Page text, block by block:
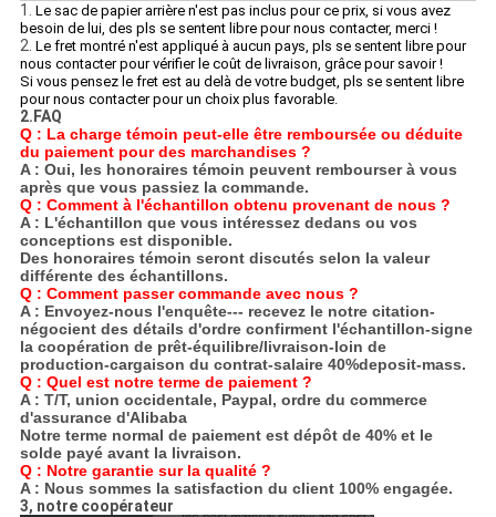
1. Le sac de papier arrière n'est pas inclus pour ce prix, si vous avez
besoin de lui, des pls se sentent libre pour nous contacter, merci !
2. Le fret montré n'est appliqué à aucun pays, pls se sentent libre pour
nous contacter pour vérifier le coût de livraison, grâce pour savoir !
Si vous pensez le fret est au delà de votre budget, pls se sentent libre
pour nous contacter pour un choix plus favorable.
2.FAQ
Q : La charge témoin peut-elle être remboursée ou déduite
du paiement pour des marchandises ?
A : Oui, les honoraires témoin peuvent rembourser à vous
après que vous passiez la commande.
Q : Comment à l'échantillon obtenu provenant de nous ?
A : L'échantillon que vous intéressez dedans ou vos
conceptions est disponible.
Des honoraires témoin seront discutés selon la valeur
différente des échantillons.
Q : Comment passer commande avec nous ?
A : Envoyez-nous l'enquête--- recevez le notre citation-
négocient des détails d'ordre confirment l'échantillon-signe
la coopération de prêt-équilibre/livraison-loin de
production-cargaison du contrat-salaire 40%deposit-mass.
Q : Quel est notre terme de paiement ?
A : T/T, union occidentale, Paypal, ordre du commerce
d'assurance d'Alibaba
Notre terme normal de paiement est dépôt de 40% et le
solde payé avant la livraison.
Q : Notre garantie sur la qualité ?
A : Nous sommes la satisfaction du client 100% engagée.
3, notre coopérateur